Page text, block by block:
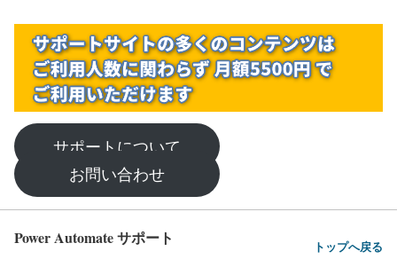
サポートについて
お問い合わせ
Power Automate サポート トップへ戻る